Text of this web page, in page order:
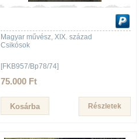
Magyar művész, XIX. század
Csikósok
[FKB957/Bp78/74]
75.000 Ft
Részletek